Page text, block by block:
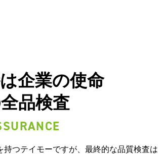
企業の使命
品検査
持つテイモーですが、最終的な品質検査は